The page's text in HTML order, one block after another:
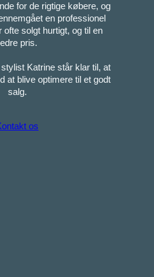
for de rigtige købere, og
en professionel
ofte solgt hurtigt, og til en
pris.
Katrine står klar til, at
at blive optimere til et godt
salg.
os